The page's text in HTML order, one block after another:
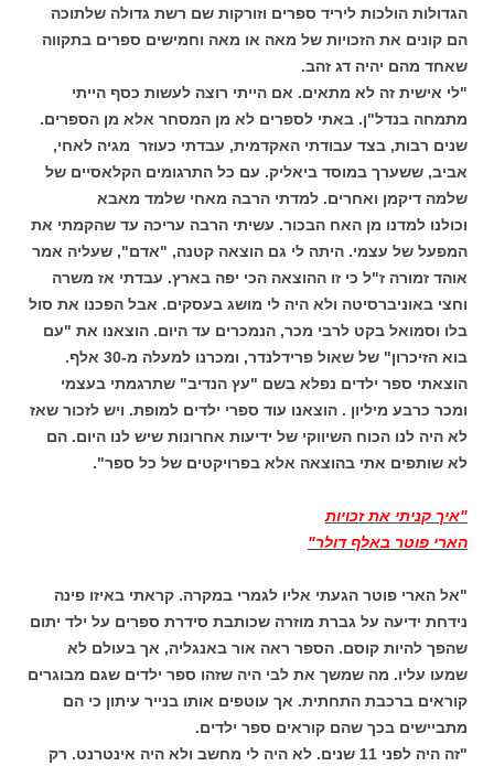
הגדולות הולכות ליריד ספרים וזורקות שם רשת גדולה שלתוכה
הם קונים את הזכויות של מאה או מאה וחמישים ספרים בתקווה
שאחד מהם יהיה דג זהב.
"לי אישית זה לא מתאים. אם הייתי רוצה לעשות כסף הייתי
מתמחה בנדל"ן. באתי לספרים לא מן המסחר אלא מן הספרים.
שנים רבות, בצד עבודתי האקדמית, עבדתי כעוזר מגיה לאחי,
אביב, ששערך במוסד ביאליק. עם כל התרגומים הקלאסיים של
שלמה דיקמן ואחרים. למדתי הרבה מאחי שלמד מאבא
וכולנו למדנו מן האח הבכור. עשיתי הרבה עריכה עד שהקמתי את
המפעל של עצמי. היתה לי גם הוצאה קטנה, "אדם", שעליה אמר
אוהד זמורה ז"ל כי זו ההוצאה הכי יפה בארץ. עבדתי אז משרה
וחצי באוניברסיטה ולא היה לי מושג בעסקים. אבל הפכנו את סול
בלו וסמואל בקט לרבי מכר, הנמכרים עד היום. הוצאנו את "עם
בוא הזיכרון" של שאול פרידלנדר, ומכרנו למעלה מ-30 אלף.
הוצאתי ספר ילדים נפלא בשם "עץ הנדיב" שתרגמתי בעצמי
ומכר כרבע מיליון . הוצאנו עוד ספרי ילדים למופת. ויש לזכור שאז
לא היה לנו הכוח השיווקי של ידיעות אחרונות שיש לנו היום. הם
לא שותפים אתי בהוצאה אלא בפרויקטים של כל ספר".
"איך קניתי את זכויות
הארי פוטר באלף דולר"
"אל הארי פוטר הגעתי אליו לגמרי במקרה. קראתי באיזו פינה
נידחת ידיעה על גברת מוזרה שכותבת סידרת ספרים על ילד יתום
שהפך להיות קוסם. הספר ראה אור באנגליה, אך בעולם לא
שמעו עליו. מה שמשך את לבי היה שזהו ספר ילדים שגם מבוגרים
קוראים ברכבת התחתית. אך עוטפים אותו בנייר עיתון כי הם
מתביישים בכך שהם קוראים ספר ילדים.
"זה היה לפני 11 שנים. לא היה לי מחשב ולא היה אינטרנט. רק